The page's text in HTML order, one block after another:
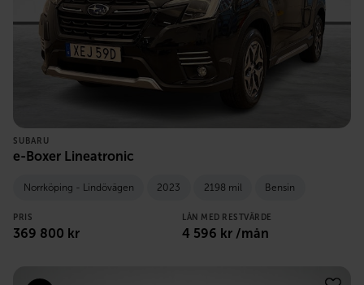
SUBARU
e-Boxer Lineatronic
Norrköping - Lindövägen 2023 2198 mil Bensin
PRIS
369 800 kr
LÅN MED RESTVÄRDE
4 596 kr /mån